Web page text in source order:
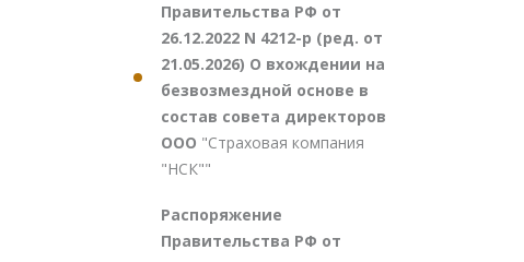
Правительства РФ от
26.12.2022 N 4212-р (ред. от
21.05.2026) О вхождении на
безвозмездной основе в
состав совета директоров
ООО "Страховая компания
"НСК""
Распоряжение
Правительства РФ от